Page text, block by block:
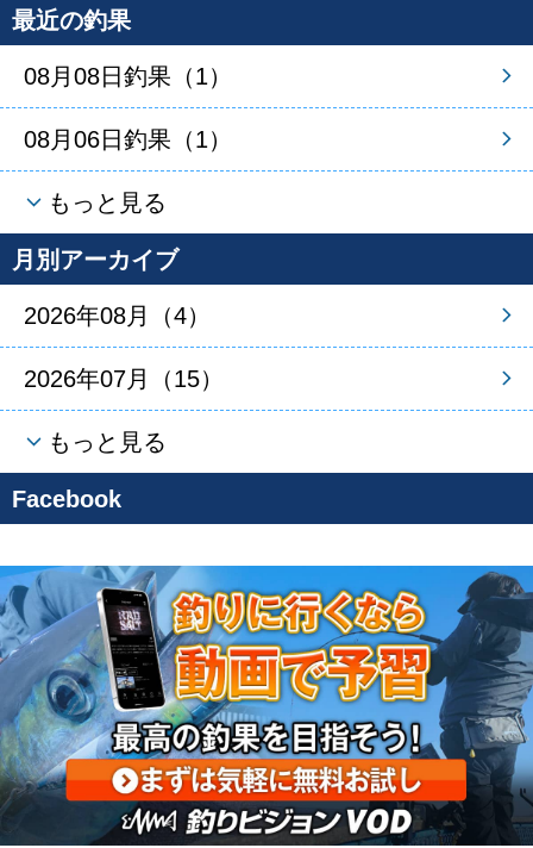
最近の釣果
08月08日釣果（1）
08月06日釣果（1）
もっと見る
月別アーカイブ
2026年08月（4）
2026年07月（15）
もっと見る
Facebook